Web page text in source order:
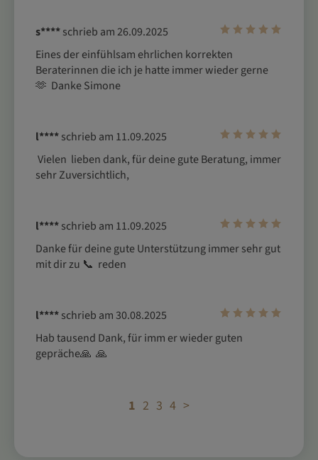
s****schrieb am 26.09.2025
Eines der einfühlsam ehrlichen korrekten
Beraterinnen die ich je hatte immer wieder gerne
🫶  Danke Simone
l****schrieb am 11.09.2025
sehr Zuversichtlich,
l****schrieb am 11.09.2025
Danke für deine gute Unterstützung immer sehr gut
mit dir zu 📞  reden
l****schrieb am 30.08.2025
Hab tausend Dank, für imm er wieder guten
gepräche🙏  🙏
1 2 3 4 >